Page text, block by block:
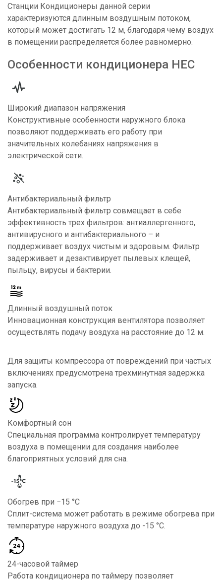
Станции Кондиционеры данной серии
характеризуются длинным воздушным потоком,
который может достигать 12 м, благодаря чему воздух
в помещении распределяется более равномерно.
Особенности кондиционера HEC
Широкий диапазон напряжения
Конструктивные особенности наружного блока
позволяют поддерживать его работу при
значительных колебаниях напряжения в
электрической сети.
Антибактериальный фильтр
Антибактериальный фильтр совмещает в себе
эффективность трех фильтров: антиаллергенного,
антивирусного и антибактериального – и
поддерживает воздух чистым и здоровым. Фильтр
задерживает и дезактивирует пылевых клещей,
пыльцу, вирусы и бактерии.
Длинный воздушный поток
Инновационная конструкция вентилятора позволяет
осуществлять подачу воздуха на расстояние до 12 м.
Для защиты компрессора от повреждений при частых
включениях предусмотрена трехминутная задержка
запуска.
Комфортный сон
Специальная программа контролирует температуру
воздуха в помещении для создания наиболее
благоприятных условий для сна.
Обогрев при −15 °С
Сплит-система может работать в режиме обогрева при
температуре наружного воздуха до -15 °С.
24-часовой таймер
Работа кондиционера по таймеру позволяет